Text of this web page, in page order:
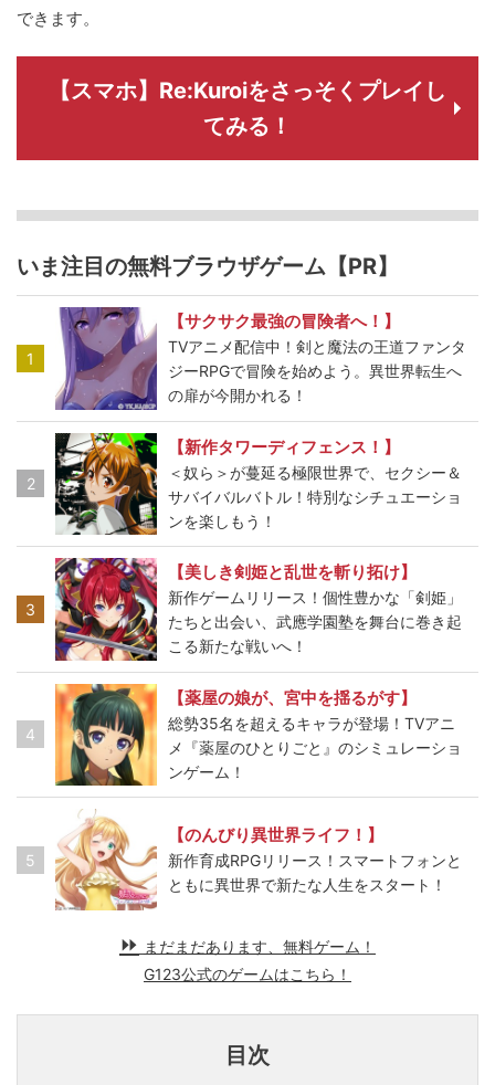
できます。
【スマホ】Re:Kuroiをさっそくプレイし
てみる！
いま注目の無料ブラウザゲーム【PR】
1
【サクサク最強の冒険者へ！】
TVアニメ配信中！剣と魔法の王道ファンタ
ジーRPGで冒険を始めよう。異世界転生へ
の扉が今開かれる！
2
【新作タワーディフェンス！】
＜奴ら＞が蔓延る極限世界で、セクシー＆
サバイバルバトル！特別なシチュエーショ
ンを楽しもう！
3
【美しき剣姫と乱世を斬り拓け】
新作ゲームリリース！個性豊かな「剣姫」
たちと出会い、武應学園塾を舞台に巻き起
こる新たな戦いへ！
4
【薬屋の娘が、宮中を揺るがす】
総勢35名を超えるキャラが登場！TVアニ
メ『薬屋のひとりごと』のシミュレーショ
ンゲーム！
5
【のんびり異世界ライフ！】
新作育成RPGリリース！スマートフォンと
ともに異世界で新たな人生をスタート！
まだまだあります、無料ゲーム！
G123公式のゲームはこちら！
目次